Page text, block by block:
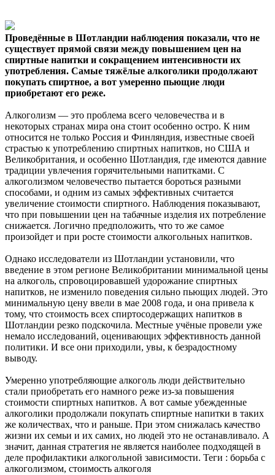
Проведённые в Шотландии наблюдения показали, что не
существует прямой связи между повышением цен на
спиртные напитки и сокращением интенсивности их
употребления. Самые тяжёлые алкоголики продолжают
покупать спиртное, а вот умеренно пьющие люди
приобретают его реже.
Алкоголизм — это проблема всего человечества и в
некоторых странах мира она стоит особенно остро. К ним
относится не только Россия и Финляндия, известные своей
страстью к употреблению спиртных напитков, но США и
Великобритания, и особенно Шотландия, где имеются давние
традиции увлечения горячительными напитками. С
алкоголизмом человечество пытается бороться разными
способами, и одним из самых эффективных считается
увеличение стоимости спиртного. Наблюдения показывают,
что при повышении цен на табачные изделия их потребление
снижается. Логично предположить, что то же самое
произойдет и при росте стоимости алкогольных напитков.
Однако исследователи из Шотландии установили, что
введение в этом регионе Великобритании минимальной цены
на алкоголь, спровоцировавшей удорожание спиртных
напитков, не изменило поведения сильно пьющих людей. Это
минимальную цену ввели в мае 2008 года, и она привела к
тому, что стоимость всех спиртосодержащих напитков в
Шотландии резко подскочила. Местные учёные провели уже
немало исследований, оценивающих эффективность данной
политики. И все они приходили, увы, к безрадостному
выводу.
Умеренно употребляющие алкоголь люди действительно
стали приобретать его намного реже из-за повышения
стоимости спиртных напитков. А вот самые убежденные
алкоголики продолжали покупать спиртные напитки в таких
же количествах, что и раньше. При этом снижалась качество
жизни их семьи и их самих, но людей это не останавливало. А
значит, данная стратегия не является наиболее подходящей в
деле профилактики алкогольной зависимости. Теги : борьба с
алкоголизмом, стоимость алкоголя